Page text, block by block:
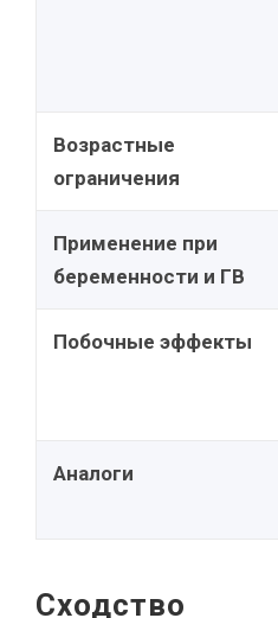
Возрастные
ограничения
Применение при
беременности и ГВ
Побочные эффекты
Аналоги
Сходство